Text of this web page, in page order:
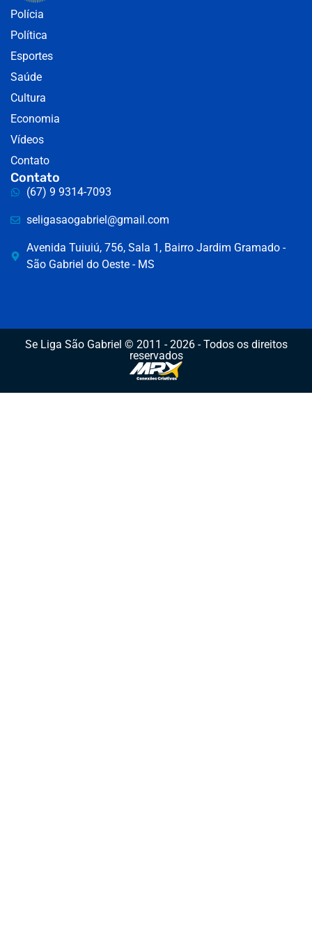
Polícia
Política
Esportes
Saúde
Cultura
Economia
Vídeos
Contato
Contato
(67) 9 9314-7093
seligasaogabriel@gmail.com
Avenida Tuiuiú, 756, Sala 1, Bairro Jardim Gramado -
São Gabriel do Oeste - MS
Se Liga São Gabriel © 2011 - 2026 - Todos os direitos
reservados